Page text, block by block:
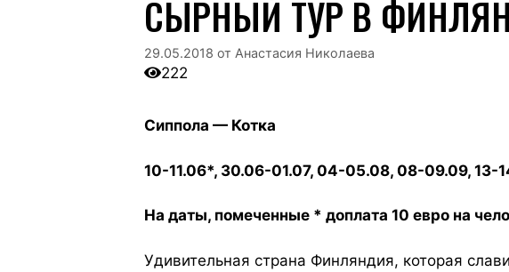
СЫРНЫЙ ТУР В
29.05.2018 от Анастасия Николаева
222
Сиппола — Котка
10-11.06*, 30.06-01.07, 04-05.08, 08-09.09, 13-
На даты, помеченные * доплата 10 евро на
Удивительная страна Финляндия, которая